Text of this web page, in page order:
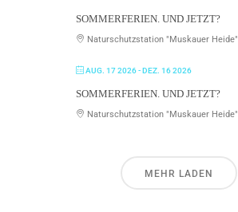
SOMMERFERIEN. UND JETZT?
Naturschutzstation "Muskauer Heide"
AUG. 17 2026- DEZ. 16 2026
SOMMERFERIEN. UND JETZT?
Naturschutzstation "Muskauer Heide"
MEHR LADEN